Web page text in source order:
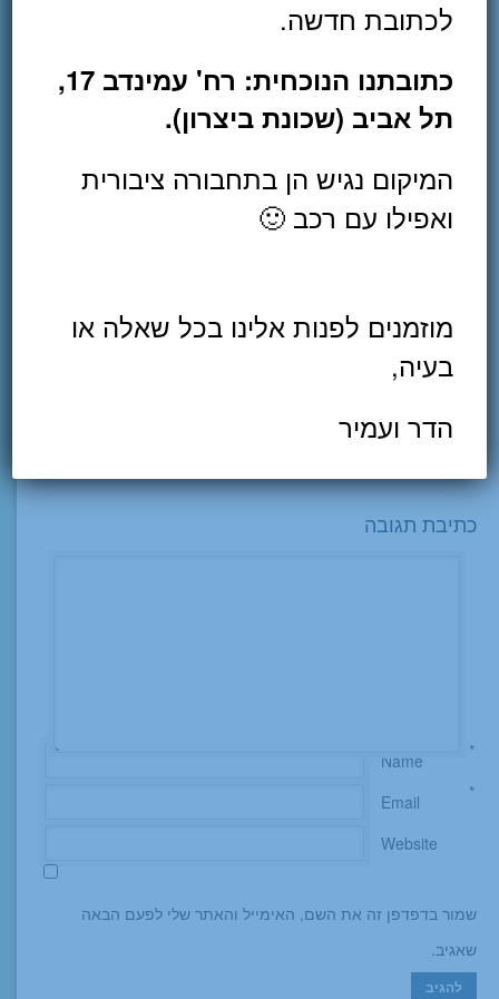
Dipl. CM (I.A.TCM), חבר באגודה
בטיפול בכאבים מכל הסוגים, אורתופדיה
ופציעות ספורט. מטפל מוסמך
בקינזיוטייפינג מטעם האגודה הבינלאומית
ואורתופדיה. בעל נסיון רב שנצבר בקליניקה
הפרטית (תל אביב) ובקופות החולים. עבד
במחלקת השיקום האורתופדי-נוירולגי
כתיבת תגובה
Name *
Email *
Website
שמור בדפדפן זה את השם, האימייל והאתר שלי לפעם הבאה
שאגיב.
לכתובת חדשה.
כתובתנו הנוכחית: רח' עמינדב 17,
תל אביב (שכונת ביצרון).
המיקום נגיש הן בתחבורה ציבורית
ואפילו עם רכב 🙂
מוזמנים לפנות אלינו בכל שאלה או
בעיה,
הדר ועמיר